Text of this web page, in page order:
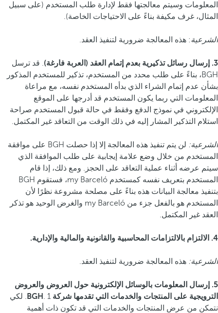
المعلومات وسيتم معالجتها فقط لإدارة طلب المستخدم (على سبيل
المثال، غرف مكيفة بناءً على الاحتياجات الخاصة).
الشرعية: هذه المعالجة ضرورية لتنفيذ العقد.
3. إرسال رسائل تذكيرية بعدم إتمام العقد (العربة فارغة)
. قد ترسل
BGH، بناءً على طلب محدد من المستخدم، تذكير للمستخدم المذكور
بشأن عدم إتمام الشراء الذي بدأه المستخدم نفسه، مع مراعاة
المعلومات التي ربما يكون المستخدم قد أدرجها على الموقع
الإلكتروني في نموذج الدفع وفقط في حالة قبول المستخدم صراحة
استلام التذكير المشار إليه في ذلك الوقت من التعاقد غير المكتمل.
الشرعية:
لن يتم تنفيذ هذه المعالجة إلا إذا حصلت BGH على موافقة
المستخدم من خلال وضع علامة إيجابية على طلب الموافقة الذي
سيتم عرضه أثناء عملية التعاقد على الحجز. ومع ذلك، إذا قام
المستخدم بتعريف نفسه كمستخدم my Barceló، فستقوم BGH
بتنفيذ معالجة البيانات هذه بناءً على مصلحة مشروعة نظرًا لأن
المستخدم هو بالفعل جزء من my Barceló والغرض الوحيد هو تذكر
العقد غير المكتمل.
4. الالتزام بالالتزامات المحاسبية والقانونية والمالية والإدارية.
الشرعية: هذه المعالجة ضرورية لتنفيذ العقد.
5. إرسال المعلومات بالوسائل الإلكترونية حول العروض والعروض
الترويجية على المنتجات والخدمات التي تقدمها شركة BGH
. 1. لكي
نتمكن من عرض المنتجات والخدمات التي قد تكون ذات أهمية